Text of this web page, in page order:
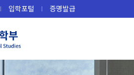
입학포털 증명발급